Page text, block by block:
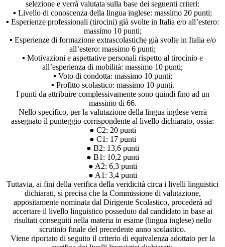
selezione e verrà valutata sulla base dei seguenti criteri:
▪ Livello di conoscenza della lingua inglese: massimo 20 punti;
▪ Esperienze professionali (tirocini) già svolte in Italia e/o all’estero:
massimo 10 punti;
▪ Esperienze di formazione extrascolastiche già svolte in Italia e/o
all’estero: massimo 6 punti;
▪ Motivazioni e aspettative personali rispetto al tirocinio e
all’esperienza di mobilità: massimo 10 punti;
▪ Voto di condotta: massimo 10 punti;
▪ Profitto scolastico: massimo 10 punti.
I punti da attribuire complessivamente sono quindi fino ad un
massimo di 66.
Nello specifico, per la valutazione della lingua inglese verrà
assegnato il punteggio corrispondente al livello dichiarato, ossia:
● C2: 20 punti
● C1: 17 punti
● B2: 13,6 punti
● B1: 10,2 punti
● A2: 6,3 punti
● A1: 3,4 punti
Tuttavia, ai fini della verifica della veridicità circa i livelli linguistici
dichiarati, si precisa che la Commissione di valutazione,
appositamente nominata dal Dirigente Scolastico, procederà ad
accertare il livello linguistico posseduto dal candidato in base ai
risultati conseguiti nella materia in esame (lingua inglese) nello
scrutinio finale del precedente anno scolastico.
Viene riportato di seguito il criterio di equivalenza adottato per la